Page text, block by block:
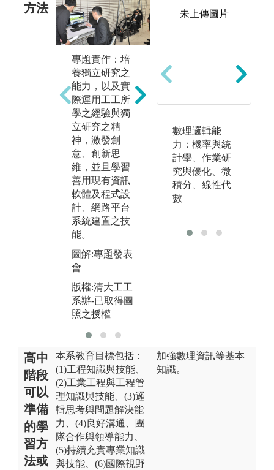
方法
專題實作：培
養獨立研究之
能力，以及實
際運用工工所
學之經驗與獨
立研究之精
神，激發創
意、創新思
維，並且學習
善用現有資訊
軟體及程式設
計、網路平台
系統建置之技
能。
圖解:專題發表
會
版權:清大工工
系辦-已取得圖
照之授權
理論課程：作
業研究、生產
程、品質管理
識。
圖解:作業研究
課程內容
版權:清大工工
系辦-已取得圖
未上傳圖片
數理邏輯能
力：機率與統
計學、作業研
究與優化、微
積分、線性代
數
高中
階段
可以
準備
的學
習方
法或
本系教育目標包括：
(1)工程知識與技能、
(2)工業工程與工程管
理知識與技能、(3)邏
輯思考與問題解決能
力、(4)良好溝通、團
隊合作與領導能力、
(5)持續充實專業知識
與技能、(6)國際視野
加強數理資訊等基本
知識。